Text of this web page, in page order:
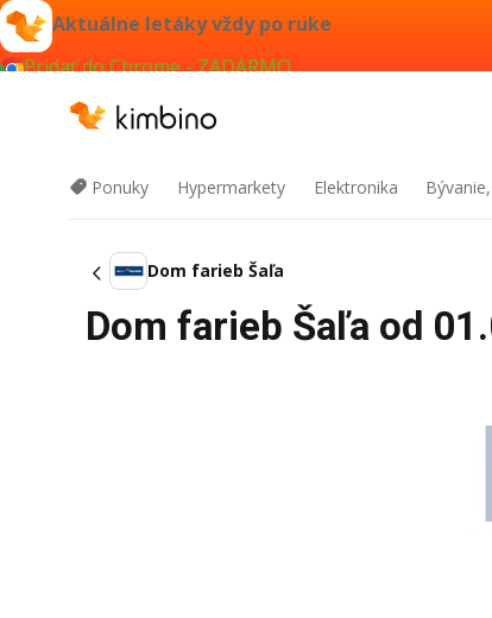
Aktuálne letáky vždy po ruke
Pridať do Chrome - ZADARMO
Ponuky Hypermarkety Elektronika
Dom farieb Šaľa
Dom farieb Šaľa od